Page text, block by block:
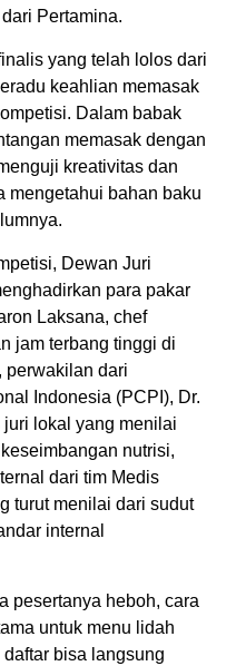
Pertamina.
yang telah lolos dari
keahlian memasak
Dalam babak
memasak dengan
kreativitas dan
mengetahui bahan baku
Dewan Juri
para pakar
Laksana, chef
jam terbang tinggi di
perwakilan dari
Indonesia (PCPI), Dr.
lokal yang menilai
nutrisi,
dari tim Medis
turut menilai dari sudut
internal
pesertanya heboh, cara
untuk menu lidah
bisa langsung